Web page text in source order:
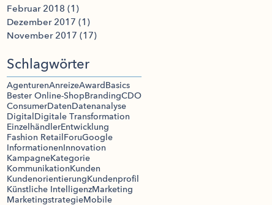
Februar 2018 (1)
Dezember 2017 (1)
November 2017 (17)
Schlagwörter
AgenturenAnreizeAward Basics
Bester Online-ShopBrandingCDO
ConsumerDaten Datenanalyse
Digital Digitale Transformation
EinzelhändlerEntwicklung
Fashion Retail ForuGoogle
Informationen Innovation
KampagneKategorie
Kommunikation Kunden
Kundenorientierung Kundenprofil
Künstliche IntelligenzMarketing
MarketingstrategieMobile